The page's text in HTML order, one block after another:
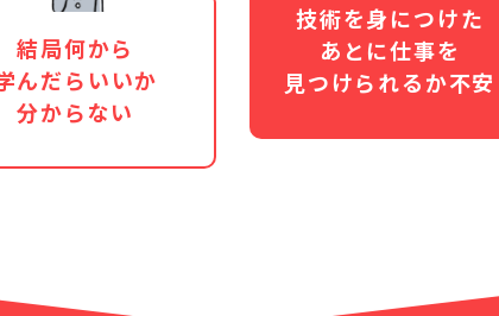
結局何から
んだらいいか
分からない
技術を身につけた
あとに仕事を
見つけられるか不安